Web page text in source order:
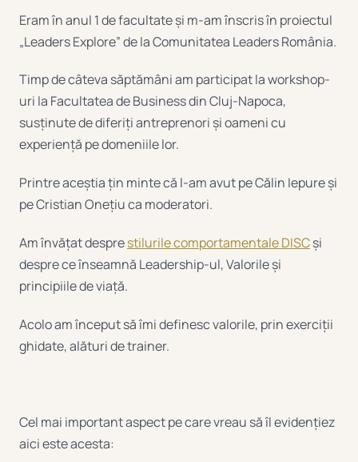
Eram în anul 1 de facultate și m-am înscris în proiectul
„Leaders Explore” de la Comunitatea Leaders România.
Timp de câteva săptămâni am participat la workshop-
uri la Facultatea de Business din Cluj-Napoca,
susținute de diferiți antreprenori și oameni cu
experiență pe domeniile lor.
Printre aceștia țin minte că l-am avut pe Călin Iepure și
pe Cristian Onețiu ca moderatori.
Am învățat desprestilurile comportamentale DISCși
despre ce înseamnă Leadership-ul, Valorile și
principiile de viață.
Acolo am început să îmi definesc valorile, prin exerciții
ghidate, alături de trainer.
Cel mai important aspect pe care vreau să îl evidențiez
aici este acesta: